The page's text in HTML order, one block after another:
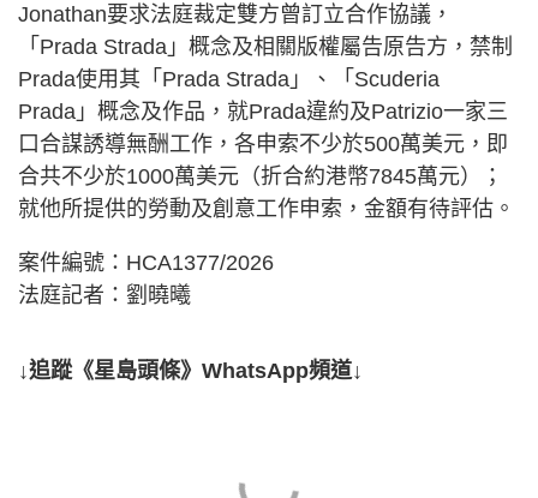
Jonathan要求法庭裁定雙方曾訂立合作協議，
「Prada Strada」概念及相關版權屬告原告方，禁制
Prada使用其「Prada Strada」、「Scuderia
Prada」概念及作品，就Prada違約及Patrizio一家三
口合謀誘導無酬工作，各申索不少於500萬美元，即
合共不少於1000萬美元（折合約港幣7845萬元）；
就他所提供的勞動及創意工作申索，金額有待評估。
案件編號：HCA1377/2026
法庭記者：劉曉曦
↓追蹤《星島頭條》WhatsApp頻道↓